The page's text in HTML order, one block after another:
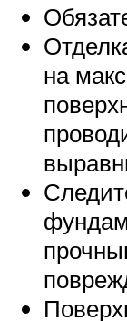
на